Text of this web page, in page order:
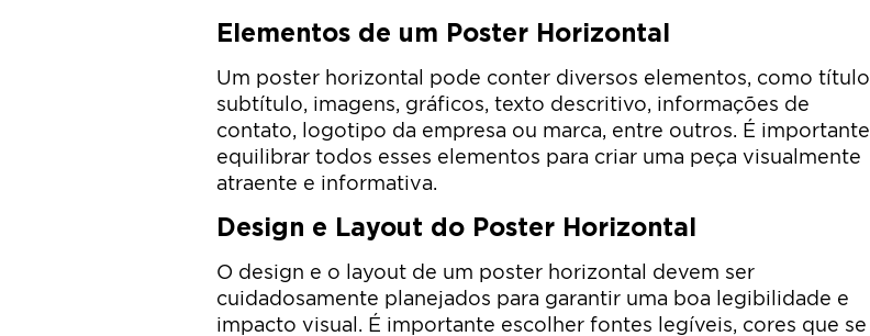
Elementos de um Poster Horizontal
Um poster horizontal pode conter diversos elementos, como título,
subtítulo, imagens, gráficos, texto descritivo, informações de
contato, logotipo da empresa ou marca, entre outros. É importante
equilibrar todos esses elementos para criar uma peça visualmente
atraente e informativa.
Design e Layout do Poster Horizontal
O design e o layout de um poster horizontal devem ser
cuidadosamente planejados para garantir uma boa legibilidade e
impacto visual. É importante escolher fontes legíveis, cores que se